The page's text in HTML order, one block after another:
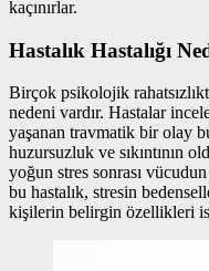
kaçınırlar.
Hastalık Hastalığı
Birçok psikolojik
nedeni vardır. Hastalar
yaşanan travmatik bir olay
huzursuzluk ve sıkıntının
yoğun stres sonrası
bu hastalık, stresin
kişilerin belirgin özellikleri